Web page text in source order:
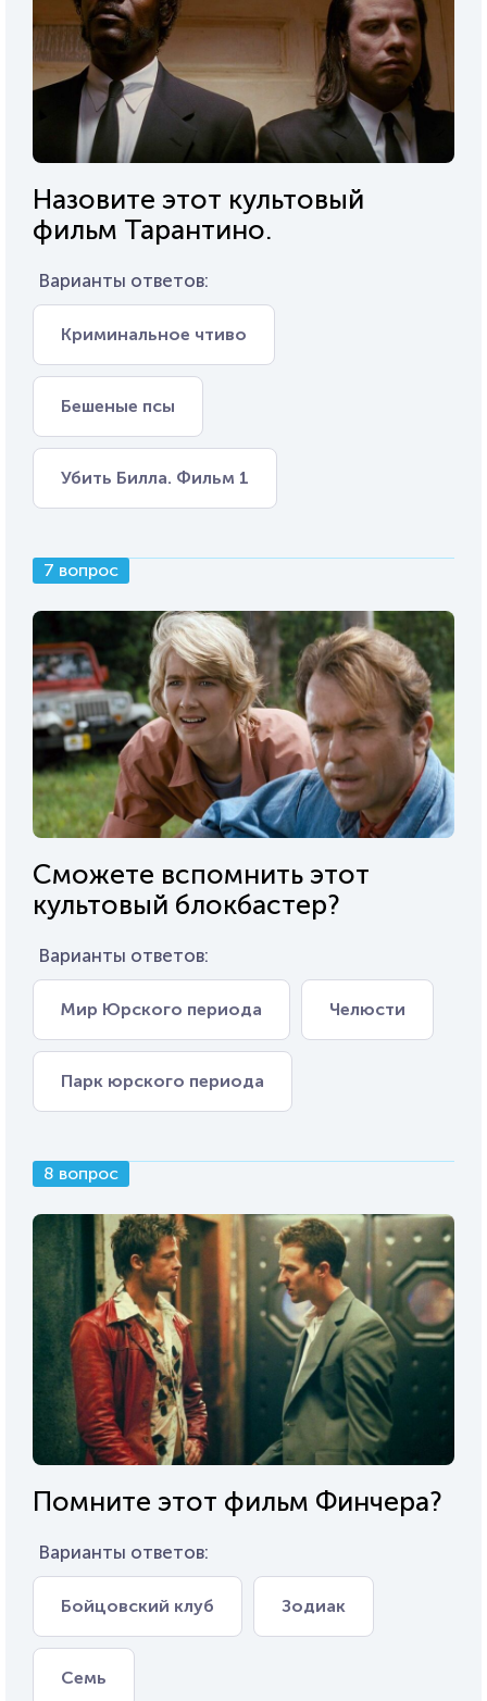
Назовите этот культовый
фильм Тарантино.
Варианты ответов:
Криминальное чтиво
Бешеные псы
Убить Билла. Фильм 1
7 вопрос
Сможете вспомнить этот
культовый блокбастер?
Варианты ответов:
Мир Юрского периода Челюсти
Парк юрского периода
8 вопрос
Помните этот фильм Финчера?
Варианты ответов:
Бойцовский клуб Зодиак
Семь